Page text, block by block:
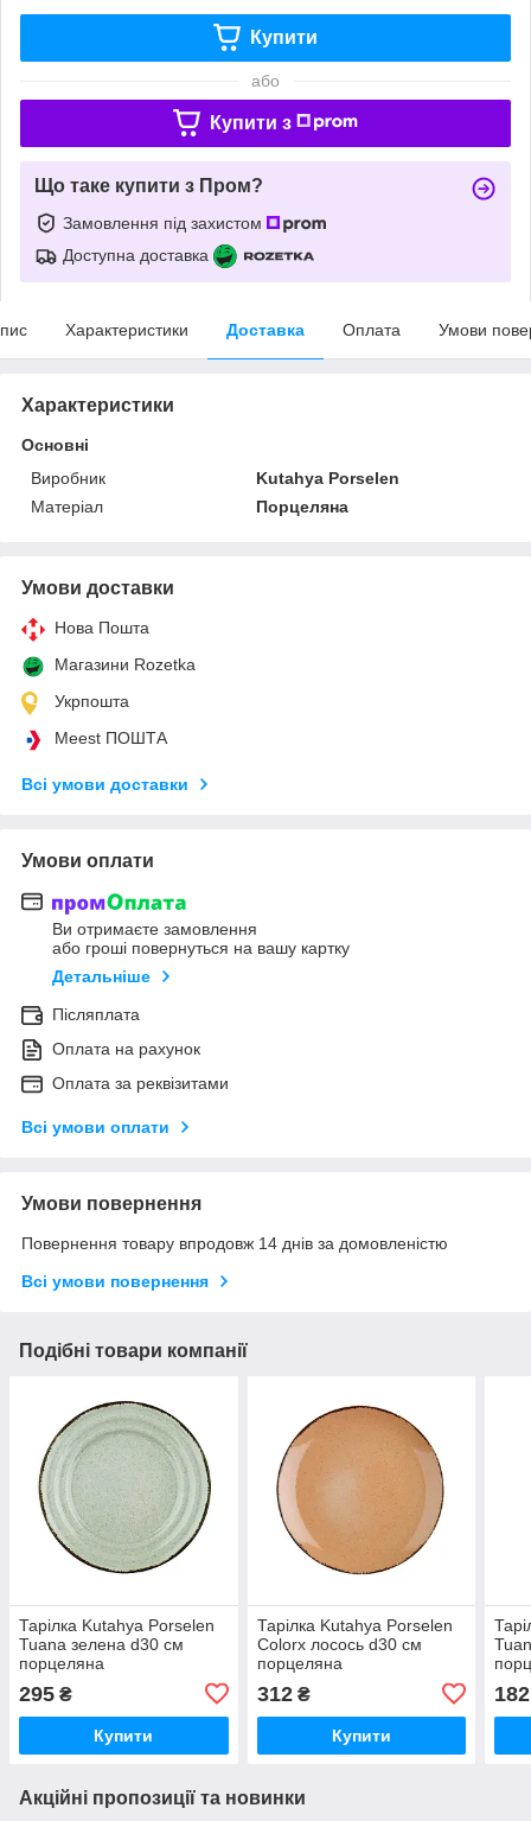
Купити
або
Купити з
Що таке купити з Пром?
Замовлення під захистом
Доступна доставка
Характеристики Доставка Оплата Умови
Характеристики
Основні
Виробник
Kutahya Porselen
Матеріал
Порцеляна
Умови доставки
Нова Пошта
Магазини Rozetka
Укрпошта
Meest ПОШТА
Всі умови доставки
Умови оплати
Ви отримаєте замовлення
або гроші повернуться на вашу картку
Детальніше
Післяплата
Оплата на рахунок
Оплата за реквізитами
Всі умови оплати
Умови повернення
Повернення товару впродовж 14 днів за домовленістю
Всі умови повернення
Подібні товари компанії
Тарілка Kutahya Porselen
Tuana зелена d30 см
порцеляна
295 ₴
Купити
Тарілка Kutahya Porselen
Colorx лосось d30 см
порцеляна
312₴
Купити
182
Акційні пропозиції та новинки